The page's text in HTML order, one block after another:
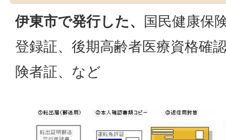
伊東市で発行した、
国民健康保
登録証、後期高齢者医療資格確
険者証、など